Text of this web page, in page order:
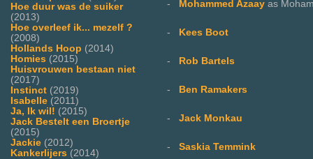
Hoe duur was de suiker
(2013)
Hoe overleef ik... mezelf ?
(2008)
Hollands Hoop (2014)
Homies (2015)
Huisvrouwen bestaan niet
(2017)
Instinct (2019)
Isabelle (2011)
Ja, Ik wil! (2015)
Jack Bestelt een Broertje
(2015)
Jackie (2012)
Kankerlijers (2014)
- Mohammed Azaay as
- Kees Boot
- Rob Bartels
- Ben Ramakers
- Jack Monkau
- Saskia Temmink